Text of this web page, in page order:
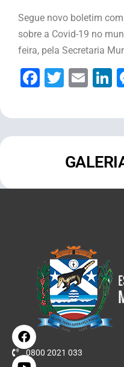
Segue novo boletim
sobre a Covid-19 no
feira, pela Secretaria
Facebook
Twitter
0800 2021 033